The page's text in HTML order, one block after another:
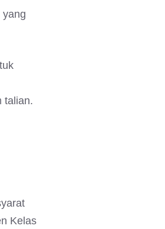
yang
talian.
Kelas